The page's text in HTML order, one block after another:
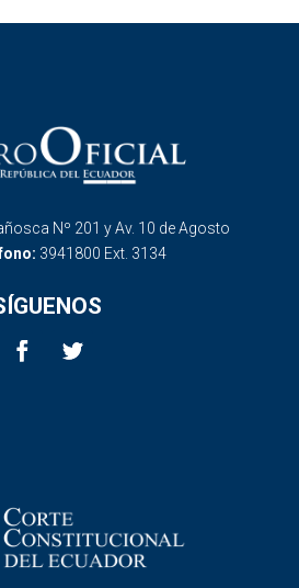
Nº 201 y Av. 10 de Agosto
3941800 Ext. 3134